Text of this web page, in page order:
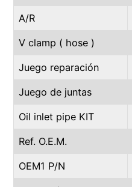
A/R
V clamp ( hose )
Juego reparación
Juego de juntas
Oil inlet pipe KIT
Ref. O.E.M.
OEM1 P/N